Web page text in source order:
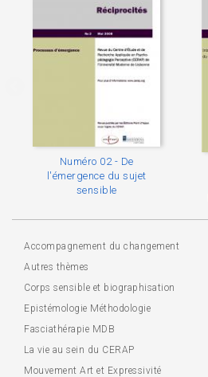
Numéro 02 - De
l'émergence du sujet
sensible
Accompagnement du changement
Autres thèmes
Corps sensible et biographisation
Epistémologie Méthodologie
Fasciathérapie MDB
La vie au sein du CERAP
Mouvement Art et Expressivité